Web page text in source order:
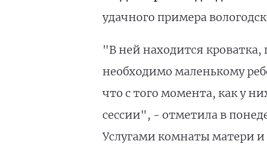
удачного примера
"В ней находится
необходимо маленькому
что с того момента, как у
сессии", - отметила в
Услугами комнаты матери